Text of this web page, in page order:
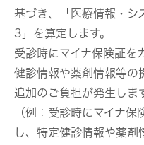
基づき、「医療情報・シ
3」を算定します。
受診時にマイナ保険証を
健診情報や薬剤情報等の
追加のご負担が発生しま
（例：受診時にマイナ
し、特定健診情報や薬剤